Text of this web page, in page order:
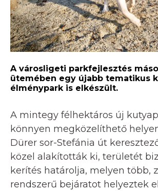
A városligeti parkfejlesztés
ütemében egy újabb tematikus
élménypark is elkészült.
A mintegy félhektáros új
könnyen megközelíthető
Dürer sor-Stefánia út
közel alakították ki, területét
kerítés határolja, melyen több,
rendszerű bejáratot helyeztek